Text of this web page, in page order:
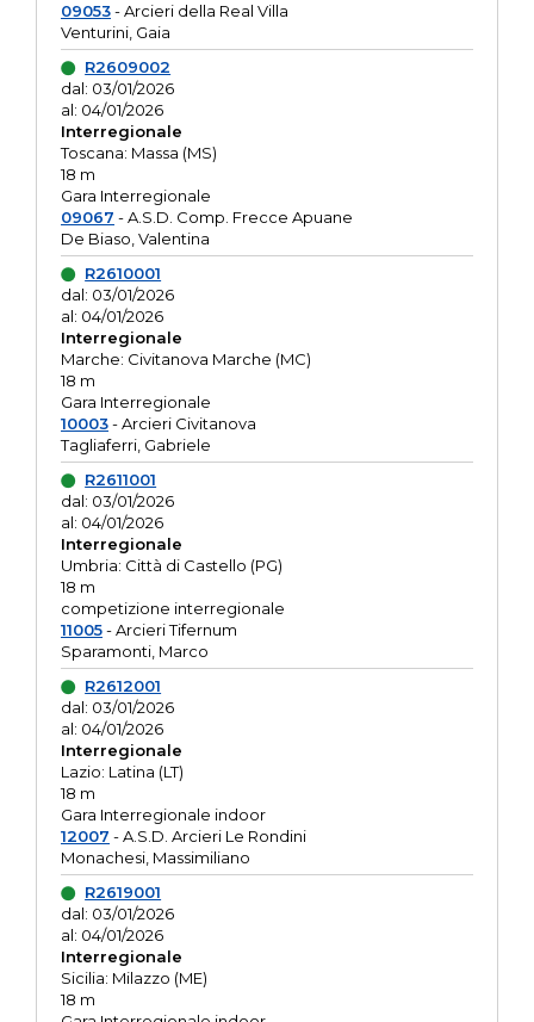
09053- Arcieri della Real Villa
Venturini, Gaia
R2609002
dal: 03/01/2026
al: 04/01/2026
Interregionale
Toscana: Massa (MS)
18 m
Gara Interregionale
09067 - A.S.D. Comp. Frecce Apuane
De Biaso, Valentina
R2610001
dal: 03/01/2026
al: 04/01/2026
Interregionale
Marche: Civitanova Marche (MC)
18 m
Gara Interregionale
10003- Arcieri Civitanova
Tagliaferri, Gabriele
R2611001
dal: 03/01/2026
al: 04/01/2026
Interregionale
Umbria: Città di Castello (PG)
18 m
competizione interregionale
11005- Arcieri Tifernum
Sparamonti, Marco
R2612001
dal: 03/01/2026
al: 04/01/2026
Interregionale
Lazio: Latina (LT)
18 m
Gara Interregionale indoor
12007 - A.S.D. Arcieri Le Rondini
Monachesi, Massimiliano
R2619001
dal: 03/01/2026
al: 04/01/2026
Interregionale
Sicilia: Milazzo (ME)
18 m